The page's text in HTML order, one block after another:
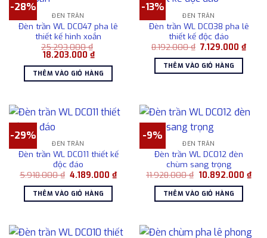
-28%
ĐÈN TRẦN
Đèn trần WL DC047 pha lê
thiết kế hình xoắn
25.293.000₫
Giá
là:
25.293.000 ₫.
18.203.000 ₫Giá
hiện
tại
là:
18.203.000 ₫.
THÊM VÀO GIỎ HÀNG
-13%
ĐÈN TRẦN
Đèn trần WL DC038 pha lê
thiết kế độc đáo
8.192.000₫ Giá
là:
8.192.000 ₫.
7.129.000₫Giá
hiện
THÊM VÀO GIỎ HÀNG
-29%
ĐÈN TRẦN
Đèn trần WL DC011 thiết kế
độc đáo
5.918.000₫ Giá
là:
5.918.000 ₫.
4.189.000₫Giá
hiện
4.189.000 ₫.
THÊM VÀO GIỎ HÀNG
-9%
ĐÈN TRẦN
Đèn trần WL DC012 đèn
chùm sang trọng
11.928.000₫ Giá
là:
11.928.000 ₫.
10.892.000₫Giá
hiện
THÊM VÀO GIỎ HÀNG